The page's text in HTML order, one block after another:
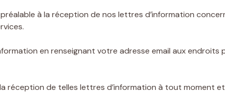
à la réception de nos lettres d’information
en renseignant votre adresse email aux endroits
de telles lettres d’information à tout moment